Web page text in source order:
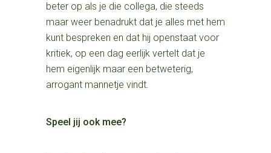
beter op als je die collega, die steeds
maar weer benadrukt dat je alles met hem
kunt bespreken en dat hij openstaat voor
kritiek, op een dag eerlijk vertelt dat je
hem eigenlijk maar een betweterig,
arrogant mannetje vindt.
Speel jij ook mee?